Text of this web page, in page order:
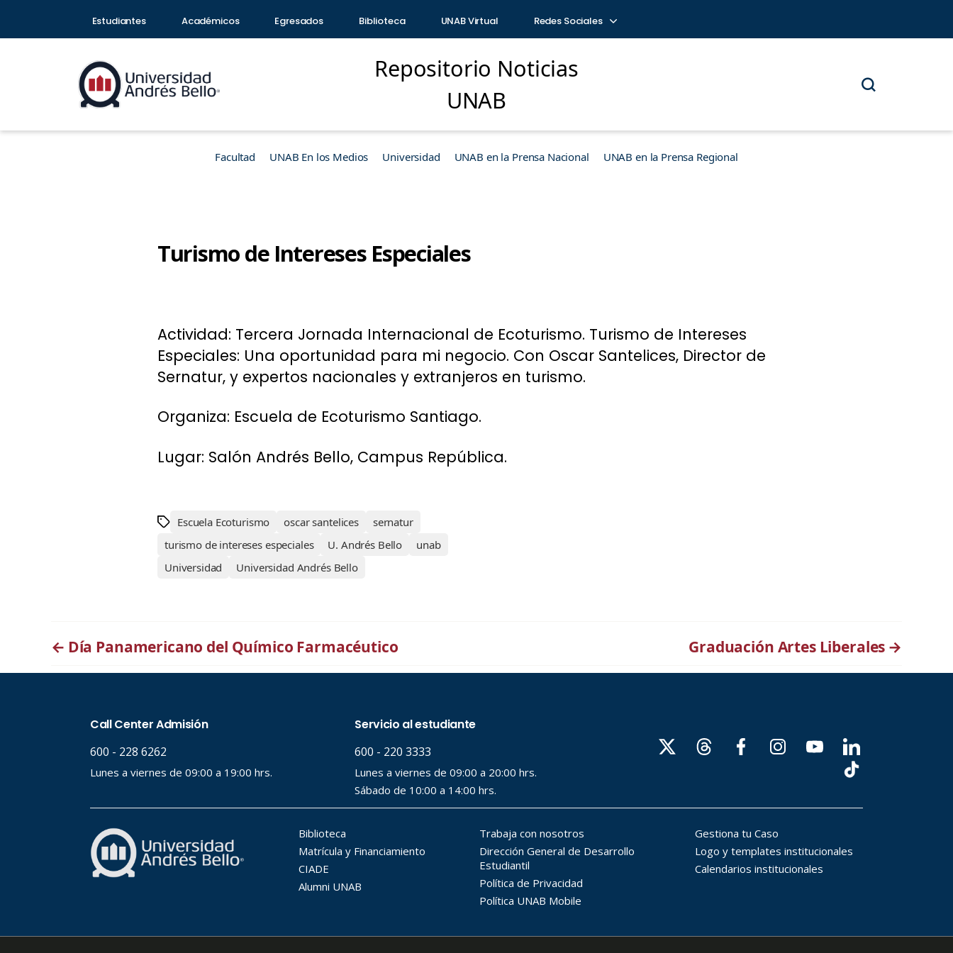
Estudiantes Académicos Egresados Biblioteca UNAB Virtual Redes Sociales
Repositorio Noticias
UNAB
Facultad UNAB En los Medios Universidad UNAB en la Prensa Nacional UNAB en la Prensa Regional
Turismo de Intereses Especiales
Actividad: Tercera Jornada Internacional de Ecoturismo. Turismo de Intereses
Especiales: Una oportunidad para mi negocio. Con Oscar Santelices, Director de
Sernatur, y expertos nacionales y extranjeros en turismo.
Organiza: Escuela de Ecoturismo Santiago.
Lugar: Salón Andrés Bello, Campus República.
Escuela Ecoturismo oscar santelices
sernatur
turismo de intereses especiales
U. Andrés Bello
unab
Universidad
Universidad Andrés Bello
← Día Panamericano del Químico Farmacéutico Graduación Artes Liberales →